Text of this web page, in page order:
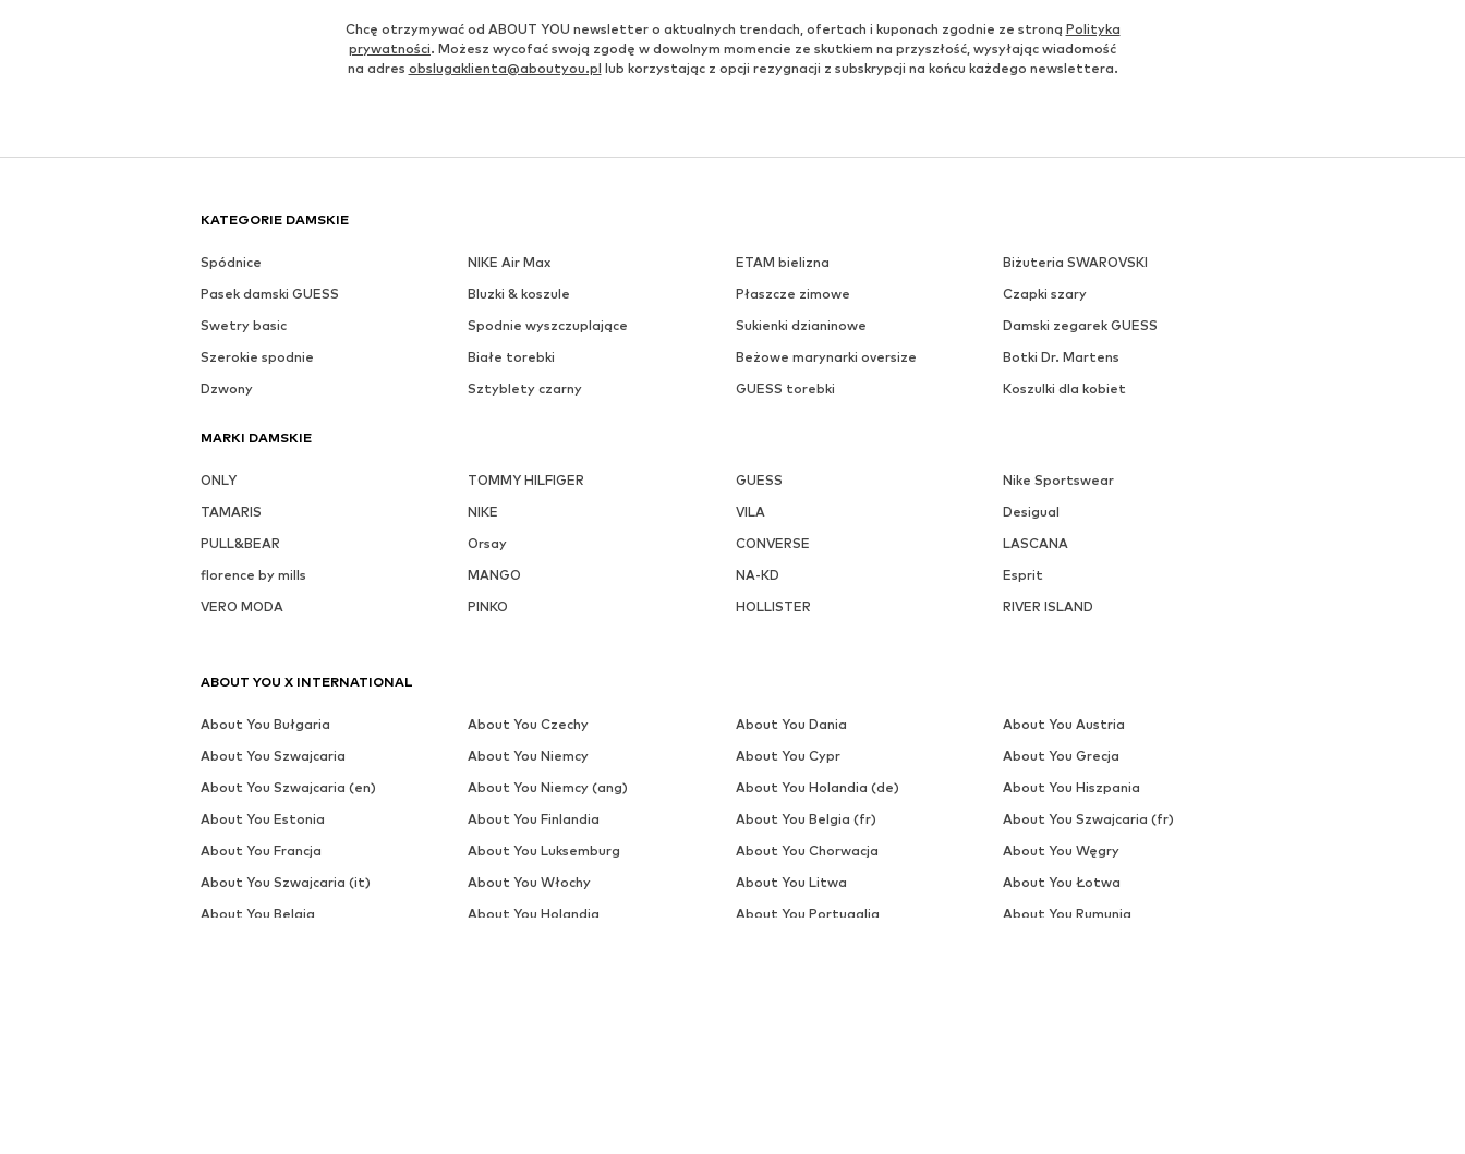
Chcę otrzymywać od ABOUT YOU newsletter o aktualnych trendach, ofertach i kuponach zgodnie ze stroną Polityka
prywatności. Możesz wycofać swoją zgodę w dowolnym momencie ze skutkiem na przyszłość, wysyłając wiadomość
na adres obslugaklienta@aboutyou.pl lub korzystając z opcji rezygnacji z subskrypcji na końcu każdego newslettera.
KATEGORIE DAMSKIE
Spódnice NIKE Air Max ETAM bielizna
Biżuteria SWAROVSKI
Pasek damski GUESS
Bluzki & koszule Płaszcze zimowe
Czapki szary
Swetry basic
Spodnie wyszczuplające Sukienki dzianinowe
Damski zegarek GUESS
Szerokie spodnie
Białe torebki Beżowe marynarki oversize
Botki Dr. Martens
Dzwony
Sztyblety czarny GUESS torebki Koszulki dla kobiet
MARKI DAMSKIE
ONLY TOMMY HILFIGER GUESS
Nike Sportswear
TAMARIS
NIKE VILA
Desigual
PULL&BEAR
Orsay CONVERSE
LASCANA
florence by mills
MANGO NA-KD
Esprit
VERO MODA
PINKO HOLLISTER RIVER ISLAND
ABOUT YOU X INTERNATIONAL
About You Bułgaria About You Czechy About You Dania
About You Austria
About You Szwajcaria
About You Niemcy About You Cypr
About You Grecja
About You Szwajcaria (en)
About You Niemcy (ang) About You Holandia (de)
About You Hiszpania
About You Estonia
About You Finlandia About You Belgia (fr)
About You Szwajcaria (fr)
About You Francja
About You Luksemburg About You Chorwacja
About You Węgry
About You Szwajcaria (it)
About You Włochy About You Litwa
About You Łotwa
About You Belgia
About You Holandia About You Portugalia
About You Rumunia